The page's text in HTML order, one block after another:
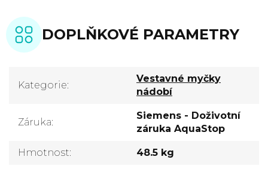
DOPLŇKOVÉ PARAMETRY
Kategorie:
Vestavné myčky
nádobí
Záruka:
Siemens - Doživotní
záruka AquaStop
Hmotnost: 48.5 kg